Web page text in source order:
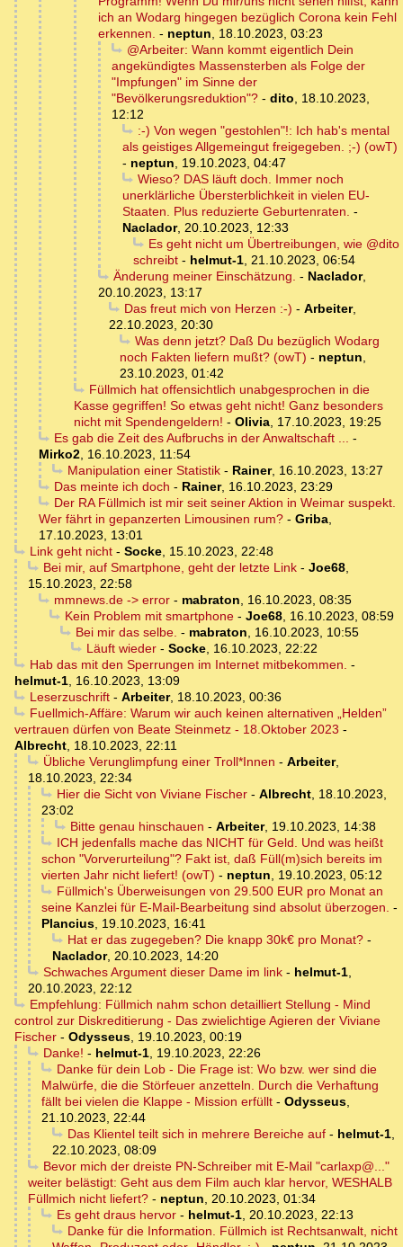
ich an Wodarg hingegen bezüglich Corona kein Fehl
erkennen. - neptun, 18.10.2023, 03:23
@Arbeiter: Wann kommt eigentlich Dein
angekündigtes Massensterben als Folge der
"Impfungen" im Sinne der
"Bevölkerungsreduktion"? - dito, 18.10.2023,
12:12
:-) Von wegen "gestohlen"!: Ich hab's mental
als geistiges Allgemeingut freigegeben. ;-) (owT)
- neptun, 19.10.2023, 04:47
Wieso? DAS läuft doch. Immer noch
unerklärliche Übersterblichkeit in vielen EU-
Staaten. Plus reduzierte Geburtenraten. -
Naclador, 20.10.2023, 12:33
Es geht nicht um Übertreibungen, wie @dito
schreibt - helmut-1, 21.10.2023, 06:54
Änderung meiner Einschätzung. - Naclador,
20.10.2023, 13:17
Das freut mich von Herzen :-) - Arbeiter,
22.10.2023, 20:30
Was denn jetzt? Daß Du bezüglich Wodarg
noch Fakten liefern mußt? (owT) - neptun,
23.10.2023, 01:42
Füllmich hat offensichtlich unabgesprochen in die
Kasse gegriffen! So etwas geht nicht! Ganz besonders
nicht mit Spendengeldern! - Olivia, 17.10.2023, 19:25
Es gab die Zeit des Aufbruchs in der Anwaltschaft ... -
Mirko2, 16.10.2023, 11:54
Manipulation einer Statistik- Rainer, 16.10.2023, 13:27
Das meinte ich doch - Rainer, 16.10.2023, 23:29
Der RA Füllmich ist mir seit seiner Aktion in Weimar suspekt.
Wer fährt in gepanzerten Limousinen rum? - Griba,
17.10.2023, 13:01
Link geht nicht- Socke, 15.10.2023, 22:48
Bei mir, auf Smartphone, geht der letzte Link- Joe68,
15.10.2023, 22:58
mmnews.de -> error- mabraton, 16.10.2023, 08:35
Kein Problem mit smartphone- Joe68, 16.10.2023, 08:59
Bei mir das selbe. - mabraton, 16.10.2023, 10:55
Läuft wieder- Socke, 16.10.2023, 22:22
Hab das mit den Sperrungen im Internet mitbekommen. -
helmut-1, 16.10.2023, 13:09
Leserzuschrift- Arbeiter, 18.10.2023, 00:36
Fuellmich-Affäre: Warum wir auch keinen alternativen „Helden”
vertrauen dürfen von Beate Steinmetz - 18.Oktober 2023 -
Albrecht, 18.10.2023, 22:11
Übliche Verunglimpfung einer Troll*Innen - Arbeiter,
18.10.2023, 22:34
Hier die Sicht von Viviane Fischer- Albrecht, 18.10.2023,
23:02
Bitte genau hinschauen - Arbeiter, 19.10.2023, 14:38
ICH jedenfalls mache das NICHT für Geld. Und was heißt
schon "Vorverurteilung"? Fakt ist, daß Füll(m)sich bereits im
vierten Jahr nicht liefert! (owT) - neptun, 19.10.2023, 05:12
Füllmich's Überweisungen von 29.500 EUR pro Monat an
seine Kanzlei für E-Mail-Bearbeitung sind absolut überzogen. -
Plancius, 19.10.2023, 16:41
Hat er das zugegeben? Die knapp 30k€ pro Monat?-
Naclador, 20.10.2023, 14:20
Schwaches Argument dieser Dame im link- helmut-1,
20.10.2023, 22:12
Empfehlung: Füllmich nahm schon detailliert Stellung - Mind
control zur Diskreditierung - Das zwielichtige Agieren der Viviane
Fischer - Odysseus, 19.10.2023, 00:19
Danke! - helmut-1, 19.10.2023, 22:26
Danke für dein Lob - Die Frage ist: Wo bzw. wer sind die
Malwürfe, die die Störfeuer anzetteln. Durch die Verhaftung
fällt bei vielen die Klappe - Mission erfüllt - Odysseus,
21.10.2023, 22:44
Das Klientel teilt sich in mehrere Bereiche auf- helmut-1,
22.10.2023, 08:09
Bevor mich der dreiste PN-Schreiber mit E-Mail "carlaxp@..."
weiter belästigt: Geht aus dem Film auch klar hervor, WESHALB
Füllmich nicht liefert? - neptun, 20.10.2023, 01:34
Es geht draus hervor- helmut-1, 20.10.2023, 22:13
Danke für die Information. Füllmich ist Rechtsanwalt, nicht